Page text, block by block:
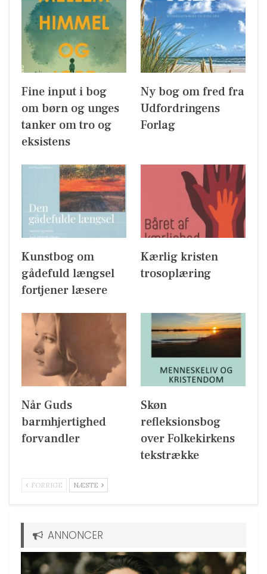
Fine input i bog
om børn og unges
tanker om tro og
eksistens
Ny bog om fred fra
Udfordringens
Forlag
Kunstbog om
gådefuld længsel
fortjener læsere
Kærlig kristen
trosoplæring
Når Guds
barmhjertighed
forvandler
Skøn
refleksionsbog
over Folkekirkens
tekstrække
FORRIGE NÆSTE
ANNONCER